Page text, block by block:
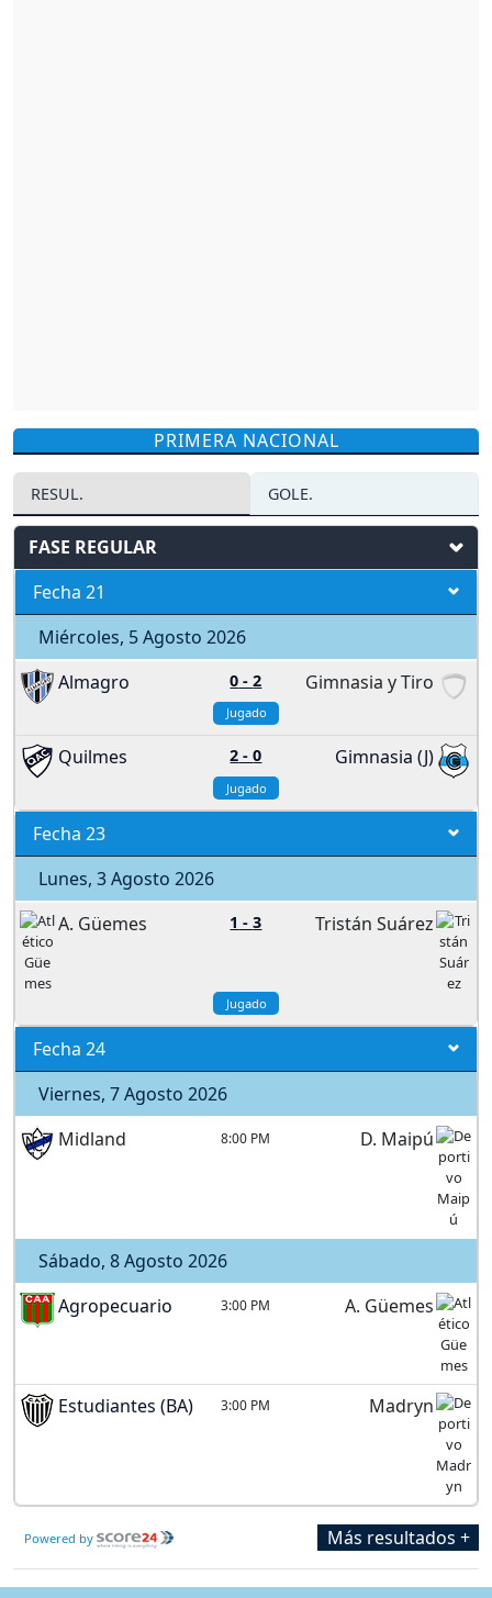
PRIMERA NACIONAL
RESUL. GOLE.
FASE REGULAR
Fecha 21
Miércoles, 5 Agosto 2026
Almagro
0 -2 Gimnasia y Tiro
Jugado
Quilmes 2 -0 Gimnasia (J)
Jugado
Fecha 23
Lunes, 3 Agosto 2026
A. Güemes
1 -3 Tristán Suárez
Jugado
Fecha 24
Viernes, 7 Agosto 2026
Midland
8:00 PM D. Maipú
Sábado, 8 Agosto 2026
Agropecuario
3:00 PM A. Güemes
Estudiantes (BA) 3:00 PM Madryn
Powered by Más resultados +